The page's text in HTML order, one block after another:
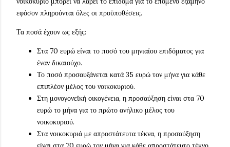
εφόσον πληρούνται όλες οι προϋποθέσεις.
Τα ποσά έχουν ως εξής:
Στα 70 ευρώ είναι το ποσό του μηνιαίου επιδόματος για
έναν δικαιούχο.
Το ποσό προσαυξάνεται κατά 35 ευρώ τον μήνα για κάθε
επιπλέον μέλος του νοικοκυριού.
Στη μονογονεϊκή οικογένεια, η προσαύξηση είναι στα 70
ευρώ το μήνα για το πρώτο ανήλικο μέλος του
νοικοκυριού.
Στα νοικοκυριά με απροστάτευτα τέκνα, η προσαύξηση